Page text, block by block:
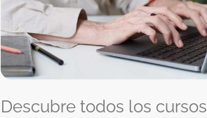
Descubre todos los cursos